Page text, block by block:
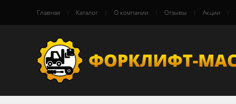
Главная Каталог О компании Отзывы Акции